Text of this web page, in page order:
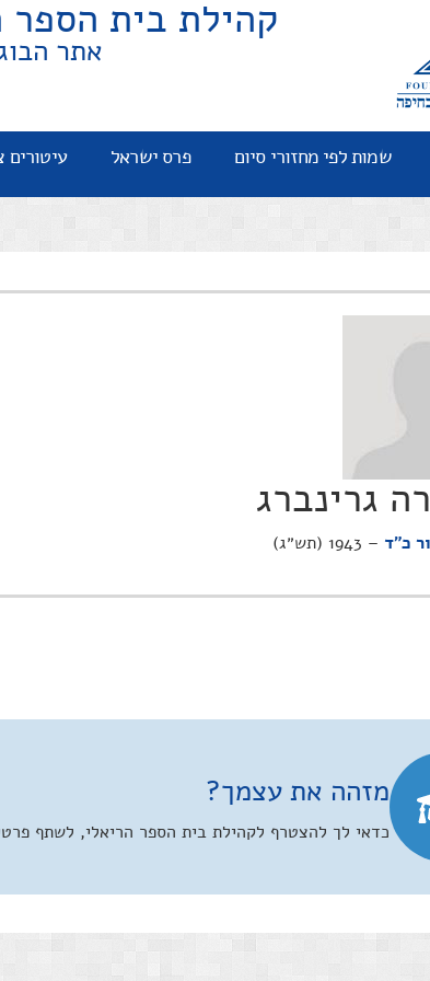
קהילת בית הספר
אתר
שמות לפי מחזורי סיום פרס ישראל עיטורים
גרינברג
כ"ד – 1943 (תש״ג)
מזהה את עצמך?
כדאי לך להצטרף לקהילת בית הספר הריאלי, לשתף